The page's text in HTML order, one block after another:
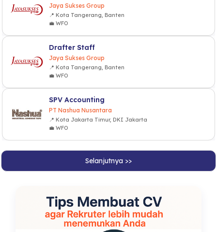
Jaya Sukses Group
📍 Kota Tangerang, Banten
💼 WFO
Drafter Staff
Jaya Sukses Group
📍 Kota Tangerang, Banten
💼 WFO
SPV Accounting
PT Nashua Nusantara
📍 Kota Jakarta Timur, DKI Jakarta
💼 WFO
Selanjutnya >>